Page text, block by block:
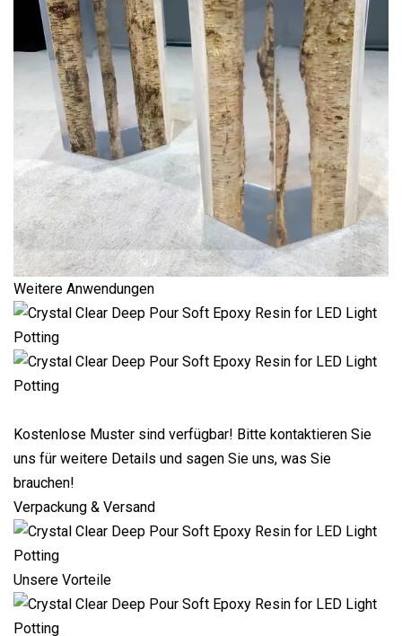
Weitere Anwendungen
Kostenlose Muster sind verfügbar! Bitte kontaktieren Sie
uns für weitere Details und sagen Sie uns, was Sie
brauchen!
Verpackung & Versand
Unsere Vorteile